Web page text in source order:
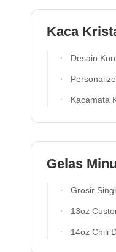
Kaca
Desain Konfetti Meksiko
Personalize
Kacamata
Gelas
Grosir Singkat
13oz Customized
14oz Chili Dekoratif